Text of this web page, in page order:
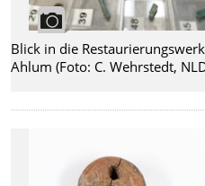
Blick in die
Ahlum (Foto: C. Wehrstedt,